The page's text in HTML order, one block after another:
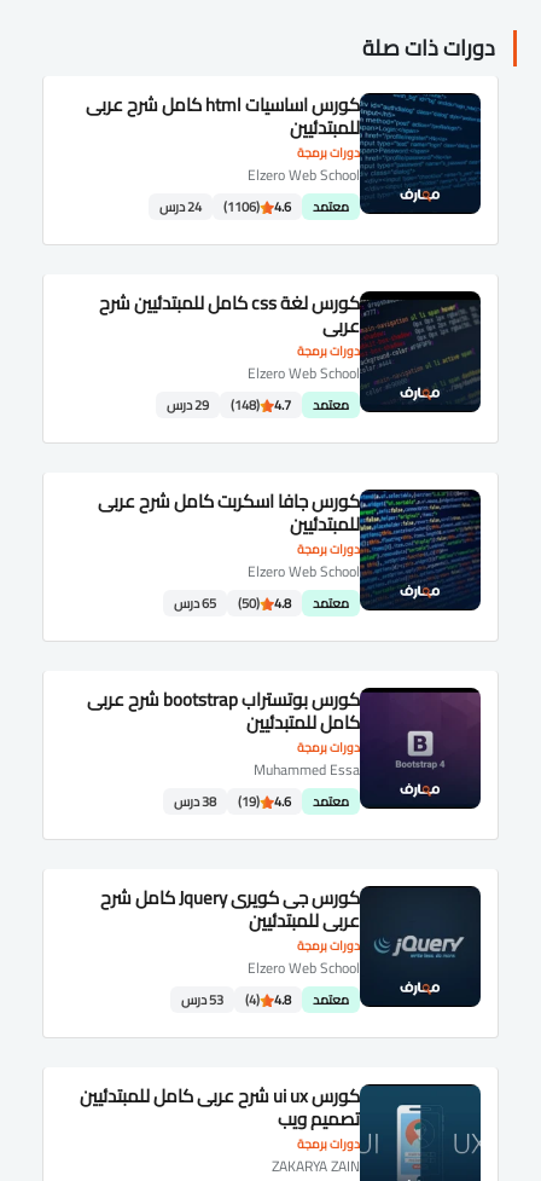
دورات ذات صلة
دورات برمجة
كورس اساسيات html كامل شرح عربى
للمبتدئيين
Elzero Web School
معتمد 4.6
(1106) 24 درس
دورات برمجة
كورس لغة css كامل للمبتدئيين شرح
عربى
Elzero Web School
معتمد 4.7
(148) 29 درس
دورات برمجة
كورس جافا اسكربت كامل شرح عربى
للمبتدئيين
Elzero Web School
معتمد 4.8
(50) 65 درس
دورات برمجة
كورس بوتستراب bootstrap شرح عربى
كامل للمتبدئيين
Muhammed Essa
معتمد 4.6
(19) 38 درس
دورات برمجة
كورس جى كويرى Jquery كامل شرح
عربى للمبتدئيين
Elzero Web School
معتمد 4.8
(4) 53 درس
دورات برمجة
كورس ui ux شرح عربى كامل للمبتدئيين
تصميم ويب
ZAKARYA ZAIN